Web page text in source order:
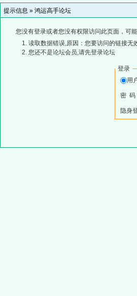
提示信息 » 鸿运高手论坛
您没有登录或者您没有权限访问此页面，可
读取数据错误,原因：您要访问的链接无
您还不是论坛会员,请先登录论坛
登录
用
密 码
隐身